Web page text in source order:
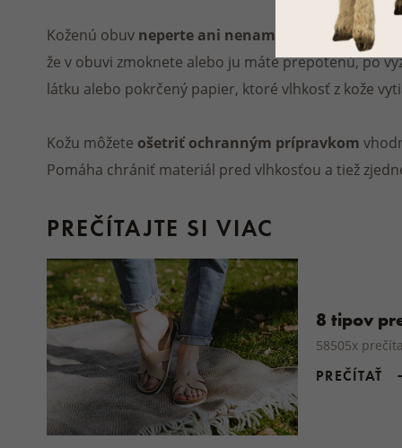
Koženú obuv neperte ani nenamáčajte
, materiál
že v obuvi zmoknete alebo ju máte prepotenú, po
látku alebo pokrčený papier, ktoré vlhkosť z kože
Kožu môžete ošetriť ochranným prípravkom
Pomáha chrániť materiál pred vlhkosťou a tiež
PREČÍTAJTE SI VIAC
8 tipov
58505x
PREČÍTAŤ